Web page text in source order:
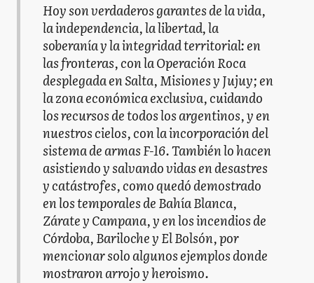
Hoy son verdaderos garantes de la vida,
la independencia, la libertad, la
soberanía y la integridad territorial: en
las fronteras, con la Operación Roca
desplegada en Salta, Misiones y Jujuy; en
la zona económica exclusiva, cuidando
los recursos de todos los argentinos, y en
nuestros cielos, con la incorporación del
sistema de armas F-16. También lo hacen
asistiendo y salvando vidas en desastres
y catástrofes, como quedó demostrado
en los temporales de Bahía Blanca,
Zárate y Campana, y en los incendios de
Córdoba, Bariloche y El Bolsón, por
mencionar solo algunos ejemplos donde
mostraron arrojo y heroismo.